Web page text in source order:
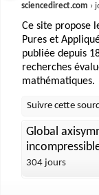
sciencedirect.com ›
Ce site propose
Pures et
publiée depuis
recherches
mathématiques.
Global
equations
304 jours